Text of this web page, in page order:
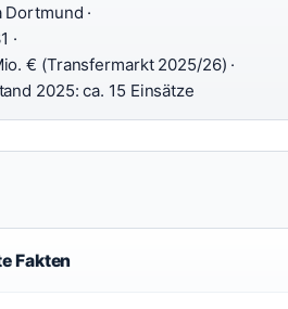
·
·
€ (Transfermarkt 2025/26) ·
2025: ca. 15 Einsätze
Fakten